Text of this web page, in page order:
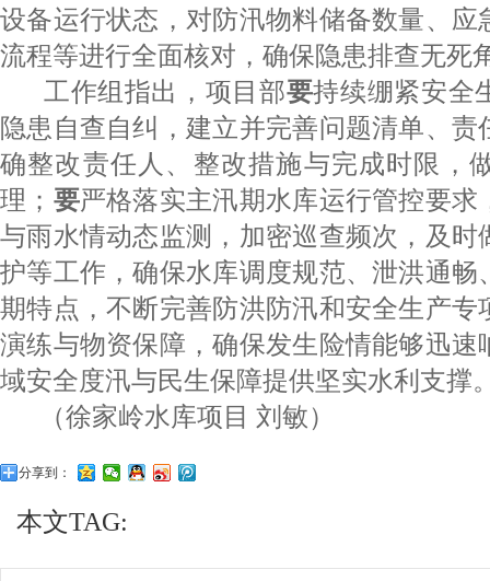
设备运行状态，对防汛物料储备数量、应
流程等进行全面核对，确保隐患排查无死
工作组指出，项目部要持续绷紧安全
隐患自查自纠，建立并完善问题清单、
确整改责任人、整改措施与完成时限，
理； 要严格落实主汛期水库运行管控要求
与雨水情动态监测，加密巡查频次，及时
护等工作，确保水库调度规范、泄洪通畅
期特点，不断完善防洪防汛和安全生产专
演练与物资保障，确保发生险情能够迅速
域安全度汛与民生保障提供坚实水利支撑
（徐家岭水库项目 刘敏）
分享到：
本文TAG: